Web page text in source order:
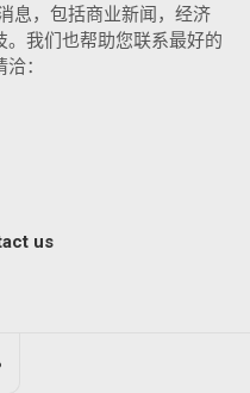
息，包括商业新闻，经济
我们也帮助您联系最好的
：
us